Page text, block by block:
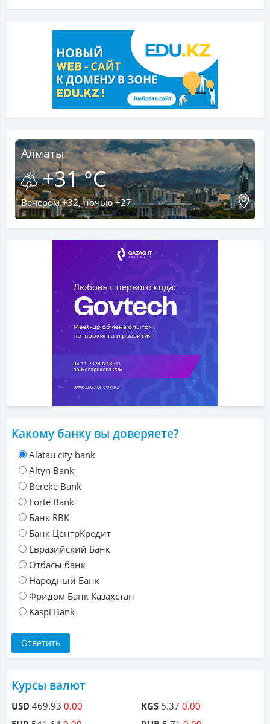
Алматы
+31 °C
Вечером +32, ночью +27
Какому банку вы доверяете?
Alatau city bank
Altyn Bank
Bereke Bank
Forte Bank
Банк RBK
Банк ЦентрКредит
Евразийский Банк
Отбасы банк
Народный Банк
Фридом Банк Казахстан
Kaspi Bank
Курсы валют
USD 469.93 0.00
KGS 5.37 0.00